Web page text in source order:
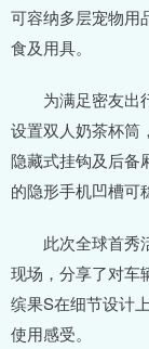
可容纳多层宠物用
食及用具。
为满足密友出行
设置双人奶茶杯筒
隐藏式挂钩及后备
的隐形手机凹槽可
此次全球首秀活
现场，分享了对车
缤果S在细节设计
使用感受。